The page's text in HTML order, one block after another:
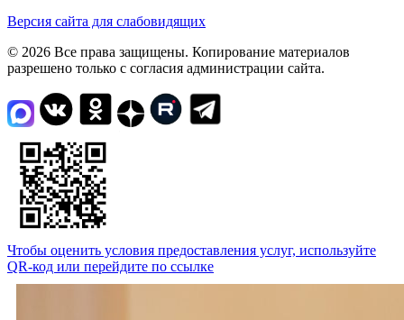
Версия сайта для слабовидящих
© 2026 Все права защищены. Копирование материалов
разрешено только с согласия администрации сайта.
Чтобы оценить условия предоставления услуг, используйте
QR-код или перейдите по ссылке